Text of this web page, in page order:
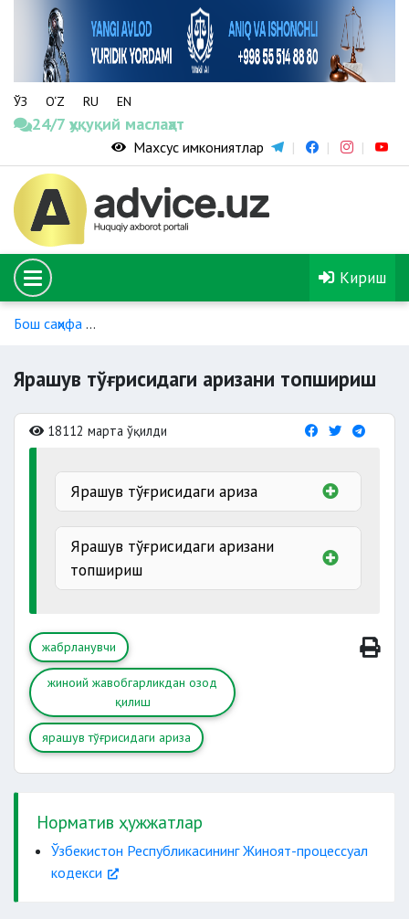
ЎЗ O‘Z RU EN
24/7 ҳуқуқий маслаҳат
Махсус имкониятлар
Кириш
Бош саҳифа
Ярашув тўғрисидаги аризани топшириш
18112 марта ўқилди
Ярашув тўғрисидаги ариза
илтимос кўрсатилади
Ярашув тўғрисидаги аризани
топшириш
жабрланувчи
жиноий жавобгарликдан озод
қилиш
ярашув тўғрисидаги ариза
Норматив ҳужжатлар
Ўзбекистон Республикасининг Жиноят-процессуал
кодекси